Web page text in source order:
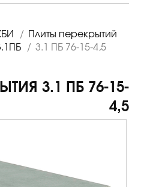
/
Плиты перекрытий
/ 3.1 ПБ 76-15-4,5
3.1 ПБ 76-15-
4,5